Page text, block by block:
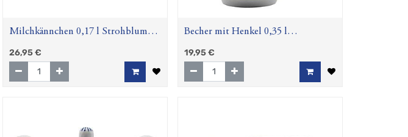
Milchkännchen 0,17 l Strohblume
(Amina)
26,95€
Becher mit Henkel 0,35 l
Strohblume (Amina)
19,95€